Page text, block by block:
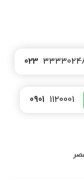
023
0901 1120001